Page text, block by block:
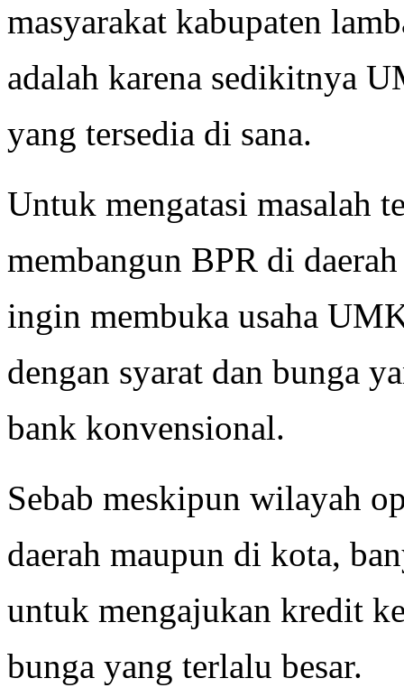
masyarakat kabupaten
adalah karena sedikitnya
yang tersedia di sana.
Untuk mengatasi masalah
membangun BPR di
ingin membuka usaha
dengan syarat dan bunga
bank konvensional.
Sebab meskipun wilayah
daerah maupun di kota,
untuk mengajukan kredit
bunga yang terlalu besar.